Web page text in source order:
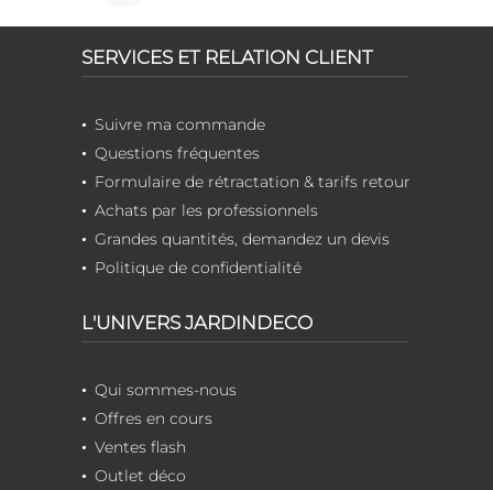
SERVICES ET RELATION CLIENT
Suivre ma commande
Questions fréquentes
Formulaire de rétractation & tarifs retour
Achats par les professionnels
Grandes quantités, demandez un devis
Politique de confidentialité
L'UNIVERS JARDINDECO
Qui sommes-nous
Offres en cours
Ventes flash
Outlet déco